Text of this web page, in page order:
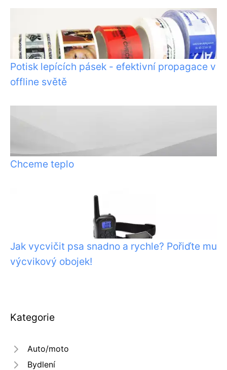
Potisk lepících pásek - efektivní propagace v
offline světě
Chceme teplo
Jak vycvičit psa snadno a rychle? Pořiďte mu
výcvikový obojek!
Kategorie
Auto/moto
Bydlení